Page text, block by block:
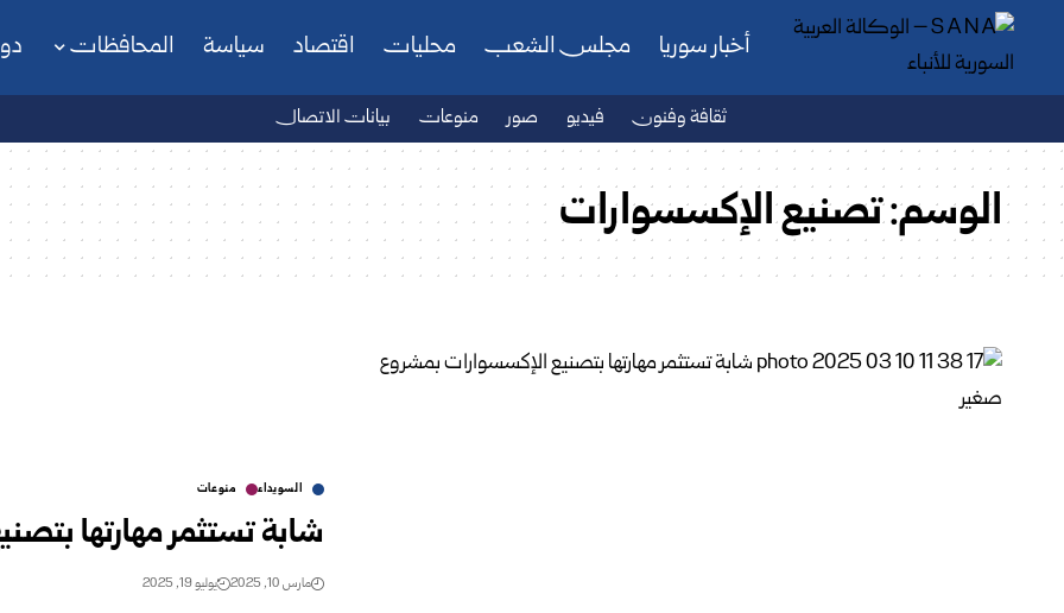
أخبار سوريا مجلس الشعب محليات اقتصاد سياسة المحافظات
ثقافة وفنون فيديو صور منوعات بيانات الاتصال
الوسم:تصنيع الإكسسوارات
السويداء منوعات
شابة تستثمر مهارتها
مارس 10, 2025 يوليو 19, 2025